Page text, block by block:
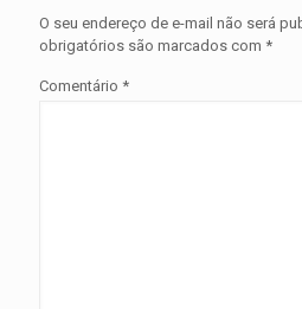
O seu endereço de e-mail não será
obrigatórios são marcados com *
Comentário *